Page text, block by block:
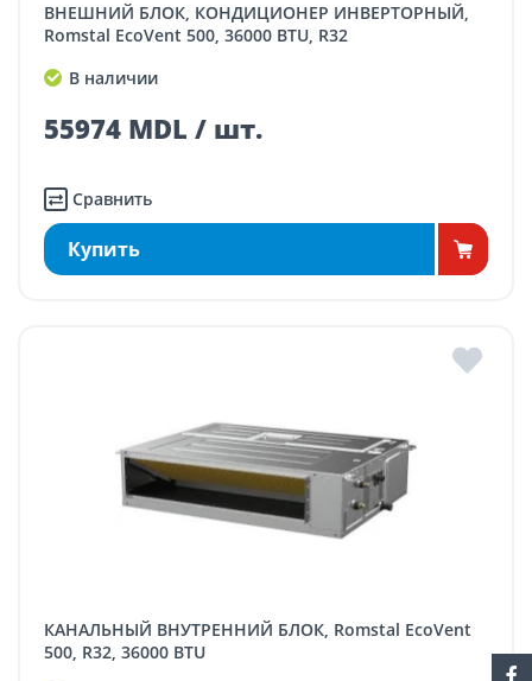
ВНЕШНИЙ БЛОК, КОНДИЦИОНЕР ИНВЕРТОРНЫЙ,
Romstal EcoVent 500, 36000 BTU, R32
В наличии
55974 MDL / шт.
Сравнить
Купить
КАНАЛЬНЫЙ ВНУТРЕННИЙ БЛОК, Romstal EcoVent
500, R32, 36000 BTU